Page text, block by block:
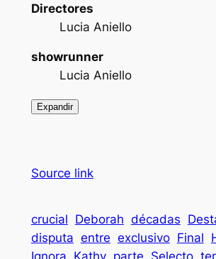
Directores
Lucia Aniello
showrunner
Lucia Aniello
Expandir
Source link
crucial Deborah décadas
disputa entre exclusivo Final